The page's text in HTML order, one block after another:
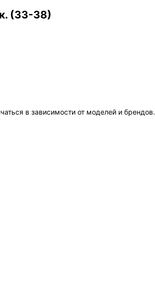
(33-38)
в зависимости от моделей и брендов.